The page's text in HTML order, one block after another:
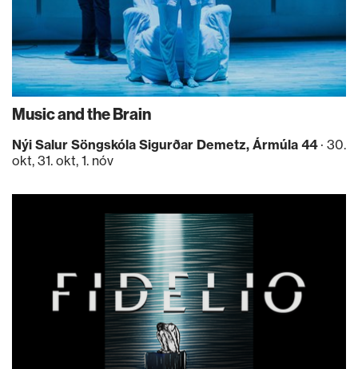
Music and the Brain
Nýi Salur Söngskóla Sigurðar Demetz, Ármúla 44· 30.
okt, 31. okt, 1. nóv